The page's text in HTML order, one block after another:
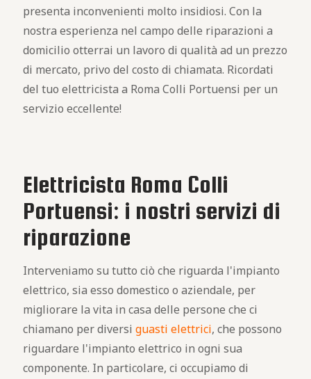
presenta inconvenienti molto insidiosi. Con la
nostra esperienza nel campo delle riparazioni a
domicilio otterrai un lavoro di qualità ad un prezzo
di mercato, privo del costo di chiamata. Ricordati
del tuo elettricista a Roma Colli Portuensi per un
servizio eccellente!
Elettricista Roma Colli
Portuensi: i nostri servizi di
riparazione
Interveniamo su tutto ciò che riguarda l'impianto
elettrico, sia esso domestico o aziendale, per
migliorare la vita in casa delle persone che ci
chiamano per diversi guasti elettrici, che possono
riguardare l'impianto elettrico in ogni sua
componente. In particolare, ci occupiamo di